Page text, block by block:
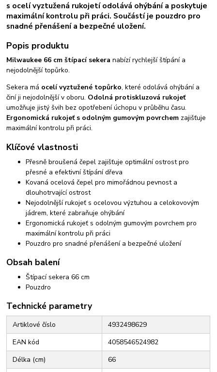
s ocelí vyztužená rukojetí odolává ohýbání a poskytuje
maximální kontrolu při práci. Součástí je pouzdro pro
snadné přenášení a bezpečné uložení.
Popis produktu
Milwaukee 66 cm štípací sekera nabízí rychlejší štípání a
nejodolnější topůrko.
Sekera má ocelí vyztužené topůrko, které odolává ohýbání a
činí ji nejodolnější v oboru. Odolná protiskluzová rukojeť
umožňuje jistý švih bez opotřebení úchopu v průběhu času.
Ergonomická rukojeť s odolným gumovým povrchem zajišťuje
maximální kontrolu při práci.
Klíčové vlastnosti
Přesně broušená čepel zajišťuje optimální ostrost pro
přesné a efektivní štípání dřeva
Kovaná ocelová čepel pro mimořádnou pevnost a
dlouhotrvající ostrost
Nejodolnější rukojeť s ocelovou výztuhou a celokovovým
jádrem, které zabraňuje ohýbání
Ergonomická rukojeť s odolným gumovým povrchem pro
maximální kontrolu při práci
Pouzdro pro snadné přenášení a bezpečné uložení
Obsah balení
Štípací sekera 66 cm
Pouzdro
Technické parametry
Artiklové číslo
4932498629
EAN kód
4058546524982
Délka (cm)
66